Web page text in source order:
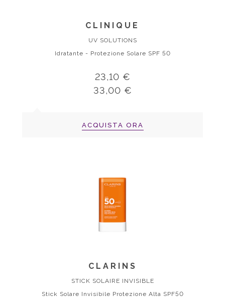
CLINIQUE
UV SOLUTIONS
Idratante - Protezione Solare SPF 50
23,10 €
33,00 €
ACQUISTA ORA
CLARINS
STICK SOLAIRE INVISIBLE
Stick Solare Invisibile Protezione Alta SPF50